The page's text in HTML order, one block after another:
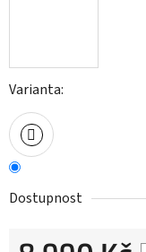
Varianta:
Dostupnost